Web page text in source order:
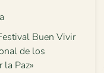
Buen Vivir
de los
la Paz»